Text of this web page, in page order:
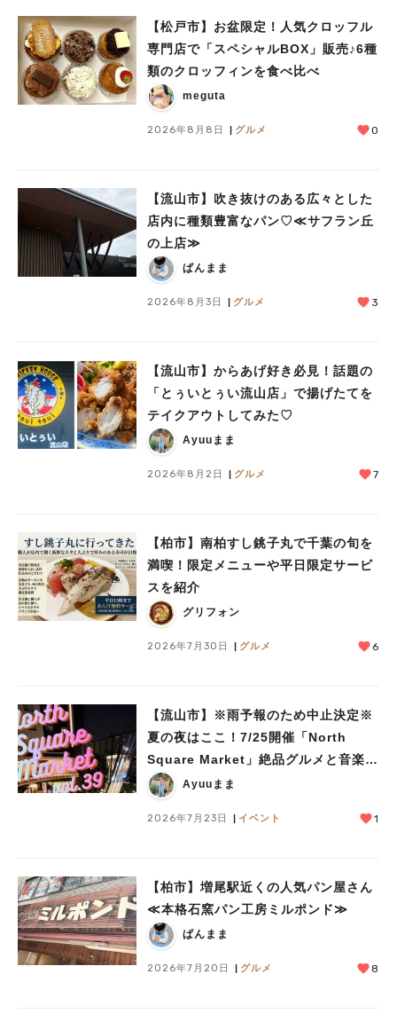
【松戸市】お盆限定！人気クロッフル
専門店で「スペシャルBOX」販売♪6種
類のクロッフィンを食べ比べ
meguta
2026年8月8日 グルメ 0
【流山市】吹き抜けのある広々とした
店内に種類豊富なパン♡≪サフラン丘
の上店≫
ぱんまま
2026年8月3日 グルメ 3
【流山市】からあげ好き必見！話題の
「とぅいとぅい流山店」で揚げたてを
テイクアウトしてみた♡
Ayuuまま
2026年8月2日 グルメ 7
【柏市】南柏すし銚子丸で千葉の旬を
満喫！限定メニューや平日限定サービ
スを紹介
グリフォン
2026年7月30日 グルメ 6
【流山市】※雨予報のため中止決定※
夏の夜はここ！7/25開催「North
Square Market」絶品グルメと音楽ラ
イブを楽しもう♪
Ayuuまま
2026年7月23日 イベント 1
【柏市】増尾駅近くの人気パン屋さん
≪本格石窯パン工房ミルポンド≫
ぱんまま
2026年7月20日 グルメ 8